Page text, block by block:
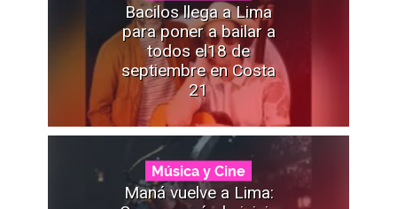
Bacilos llega a Lima
para poner a bailar a
todos el18 de
septiembre en Costa
21
Música y Cine
Maná vuelve a Lima: